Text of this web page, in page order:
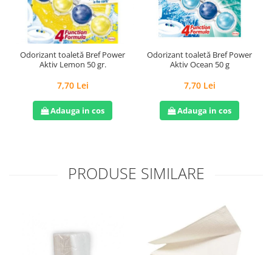
Odorizant toaletă Bref Power
Aktiv Lemon 50 gr.
7,70 Lei
Adauga in cos
Odorizant toaletă Bref Power
Aktiv Ocean 50 g
7,70 Lei
Adauga in cos
PRODUSE SIMILARE